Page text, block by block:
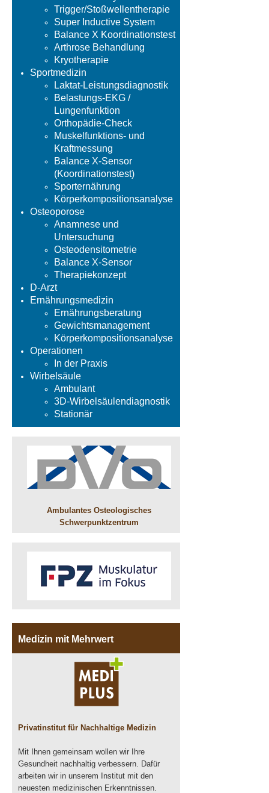
Trigger/Stoßwellentherapie
Super Inductive System
Balance X Koordinationstest
Arthrose Behandlung
Kryotherapie
Sportmedizin
Laktat-Leistungsdiagnostik
Belastungs-EKG /
Lungenfunktion
Orthopädie-Check
Muskelfunktions- und
Kraftmessung
Balance X-Sensor
(Koordinationstest)
Sporternährung
Körperkompositionsanalyse
Osteoporose
Anamnese und
Untersuchung
Osteodensitometrie
Balance X-Sensor
Therapiekonzept
D-Arzt
Ernährungsmedizin
Ernährungsberatung
Gewichtsmanagement
Körperkompositionsanalyse
Operationen
In der Praxis
Wirbelsäule
Ambulant
3D-Wirbelsäulendiagnostik
Stationär
Ambulantes Osteologisches
Schwerpunktzentrum
Medizin mit Mehrwert
Privatinstitut für Nachhaltige Medizin
Mit Ihnen gemeinsam wollen wir Ihre
Gesundheit nachhaltig verbessern. Dafür
arbeiten wir in unserem Institut mit den
neuesten medizinischen Erkenntnissen.